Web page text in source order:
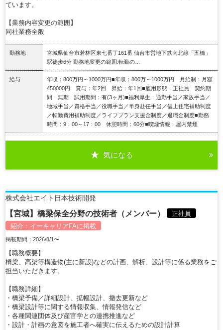
ています。
【業務内容変更の範囲】
同社業務全般
勤務地
宮城県仙台市若林区東七番丁161番 仙台市営地下鉄南北線「五橋」
駅徒歩6分 勤務地変更の範囲:転勤の…
給与
年収：800万円～1000万円■年収：800万～1000万円 月給制：月額
450000円 賞与：年2回 昇給：年1回■雇用形態：正社員 契約期
間：無期 試用期間：有(3ヶ月)■福利厚生：通勤手当／家族手当／
地域手当／資格手当／役職手当／単身赴任手当／借上住宅補助制度
／転勤費用補助制度／ライフプラン支援金制度／退職金制度■勤務
時間：9：00～17：00 休憩時間：60分■喫煙情報：屋内禁煙
気になる
株式会社エイト日本技術開発
【宮城】橋梁保全分野の技術者（メンバー）
正社員
紹介： イーキャリアFAに掲載
掲載期間：2026/8/1〜
【職務概要】
橋梁、高架等構造物(主に新設)などの計画、解析、設計等に係る業務をご
担当いただきます。
【職務詳細】
・橋梁予備／詳細設計、拡幅設計、撤去更新など
・橋梁設計等に関する情報収集、情報発信など
・各種関連団体及び産官学との連携推進など
・設計・計画の意図を施工者へ確実に伝えるための設計計算